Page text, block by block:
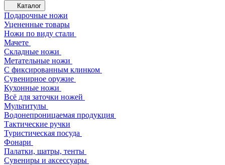
Каталог
Подарочные ножи
Уцененные товары
Ножи по виду стали
Мачете
Складные ножи
Метательные ножи
С фиксированным клинком
Сувенирное оружие
Кухонные ножи
Всё для заточки ножей
Мультитулы
Водонепроницаемая продукция
Тактические ручки
Туристическая посуда
Фонари
Палатки, шатры, тенты
Сувениры и аксессуары